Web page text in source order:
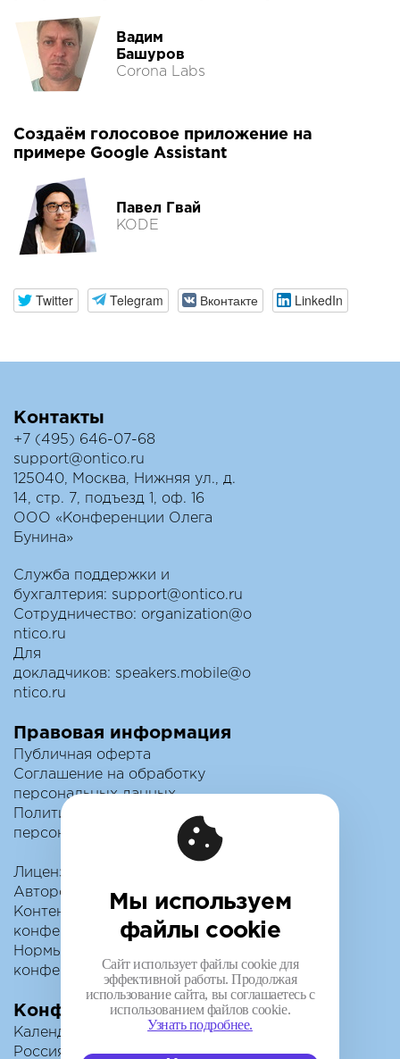
Вадим
Башуров
Corona Labs
Создаём голосовое приложение на
примере Google Assistant
Павел Гвай
KODE
Twitter Telegram Вконтакте LinkedIn
Контакты
+7 (495) 646-07-68
support@ontico.ru
125040, Москва, Нижняя ул., д.
14, стр. 7, подъезд 1, оф. 16
ООО «Конференции Олега
Бунина»
Служба поддержки и
бухгалтерия: support@ontico.ru
Сотрудничество: organization@o
ntico.ru
Для
докладчиков: speakers.mobile@o
ntico.ru
Конференции
Календарь
Россия IV
Правовая информация
Публичная оферта
Соглашение на обработку
персональных данных
Политика обработки
персональных данных
Лицензионный договор с
Автором
Контентная политика
конференции
Нормы поведения для
конференции
Мы используем
файлы cookie
Сайт использует файлы cookie для
эффективной работы. Продолжая
использование сайта, вы соглашаетесь с
использованием файлов cookie.
Узнать подробнее.